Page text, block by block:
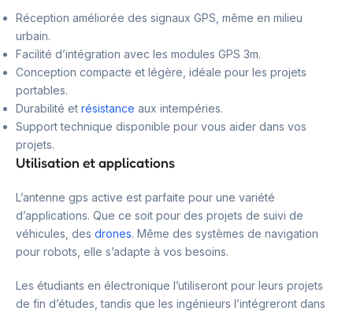
Réception améliorée des signaux GPS, même en milieu
urbain.
Facilité d’intégration avec les modules GPS 3m.
Conception compacte et légère, idéale pour les projets
portables.
Durabilité et résistance aux intempéries.
Support technique disponible pour vous aider dans vos
projets.
Utilisation et applications
L’antenne gps active est parfaite pour une variété
d’applications. Que ce soit pour des projets de suivi de
véhicules, des drones. Même des systèmes de navigation
pour robots, elle s’adapte à vos besoins.
Les étudiants en électronique l’utiliseront pour leurs projets
de fin d’études, tandis que les ingénieurs l’intégreront dans